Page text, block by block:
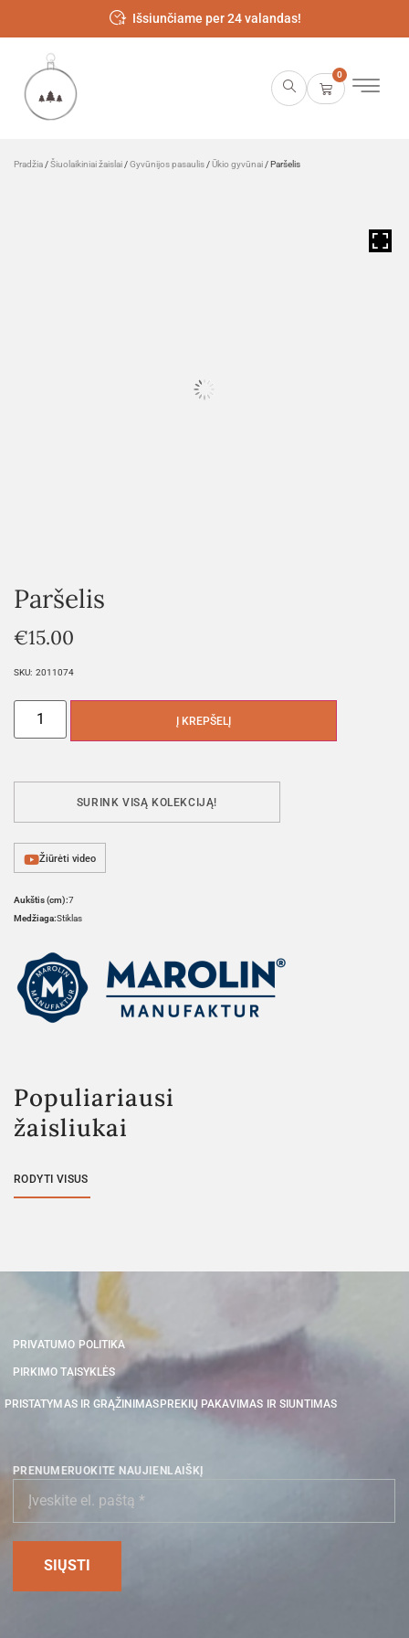
Išsiunčiame per 24 valandas!
0
Pradžia /Šiuolaikiniai žaislai /Gyvūnijos pasaulis /Ūkio gyvūnai / Paršelis
Paršelis
€15.00
SKU: 2011074
Į KREPŠELĮ
SURINK VISĄ KOLEKCIJĄ!
Žiūrėti video
Aukštis (cm):7
Medžiaga:Stiklas
Populiariausi
žaisliukai
RODYTI VISUS
PRIVATUMO POLITIKA
PIRKIMO TAISYKLĖS
PRISTATYMAS IR GRĄŽINIMAS PREKIŲ PAKAVIMAS IR SIUNTIMAS
PRENUMERUOKITE NAUJIENLAIŠKĮ